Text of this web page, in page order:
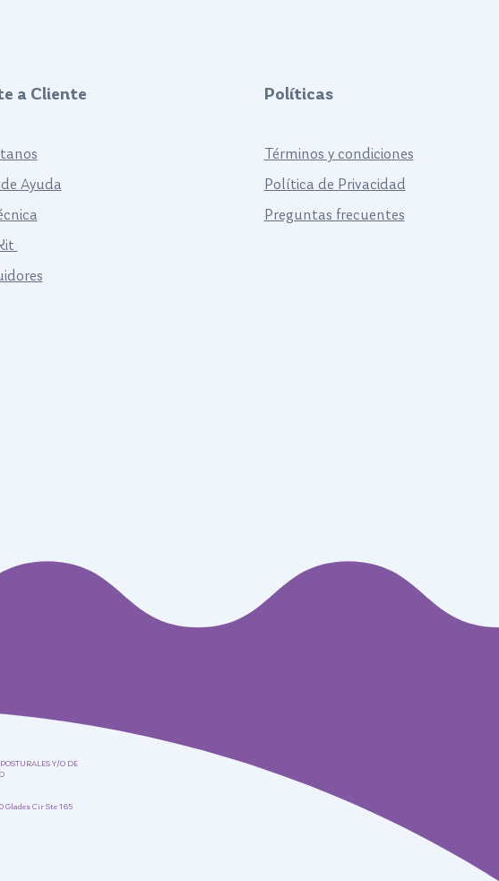
a Cliente
Ayuda
Políticas
Términos y condiciones
Política de Privacidad
Preguntas frecuentes
Y/O DE
Glades Cir Ste 165